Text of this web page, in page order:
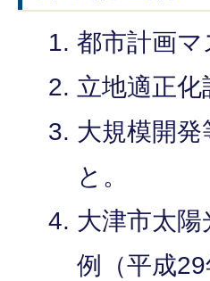
都市計画
立地適正
大規模開
と。
大津市太
例（平成